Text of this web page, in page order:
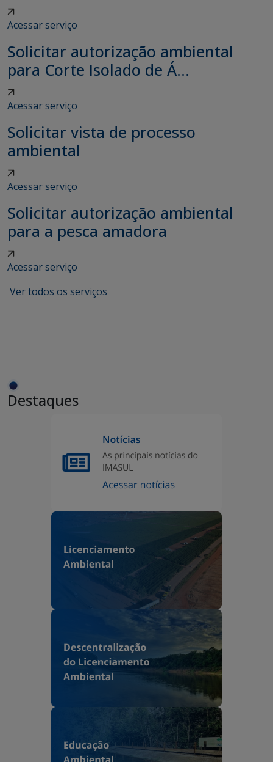
Acessar serviço
Solicitar autorização ambiental
para Corte Isolado de Á...
Acessar serviço
Solicitar vista de processo
ambiental
Acessar serviço
Solicitar autorização ambiental
para a pesca amadora
Acessar serviço
Ver todos os serviços
Destaques